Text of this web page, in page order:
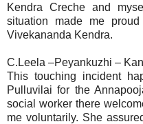
Kendra Creche and
situation made me
Vivekananda Kendra.
C.Leela –Peyankuzhi –
This touching incident
Pulluvilai for the
social worker there
me voluntarily. She